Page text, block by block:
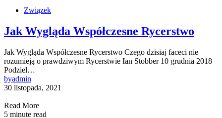
Związek
Jak Wygląda Współczesne Rycerstwo
Jak Wygląda Współczesne Rycerstwo Czego dzisiaj faceci nie
rozumieją o prawdziwym Rycerstwie Ian Stobber 10 grudnia 2018
Podziel…
byadmin
30 listopada, 2021
Read More
5 minute read